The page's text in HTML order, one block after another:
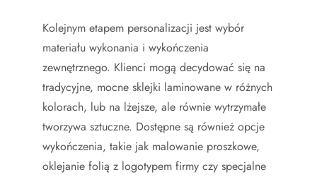
Kolejnym etapem personalizacji jest wybór
materiału wykonania i wykończenia
zewnętrznego. Klienci mogą decydować się na
tradycyjne, mocne sklejki laminowane w różnych
kolorach, lub na lżejsze, ale równie wytrzymałe
tworzywa sztuczne. Dostępne są również opcje
wykończenia, takie jak malowanie proszkowe,
oklejanie folią z logotypem firmy czy specjalne